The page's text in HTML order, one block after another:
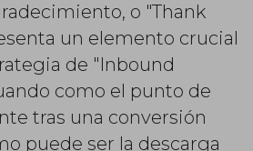
o "Thank
un elemento crucial
de "Inbound
como el punto de
tras una conversión
puede ser la descarga